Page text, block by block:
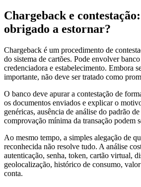
Chargeback e
obrigado a estornar?
Chargeback é um procedimento de
do sistema de cartões. Pode envolver
credenciadora e estabelecimento. Embora
importante, não deve ser tratado como
O banco deve apurar a contestação de
os documentos enviados e explicar o
genéricas, ausência de análise do padrão
comprovação mínima da transação podem
Ao mesmo tempo, a simples alegação de
reconhecida não resolve tudo. A análise
autenticação, senha, token, cartão virtual,
geolocalização, histórico de consumo,
conta.